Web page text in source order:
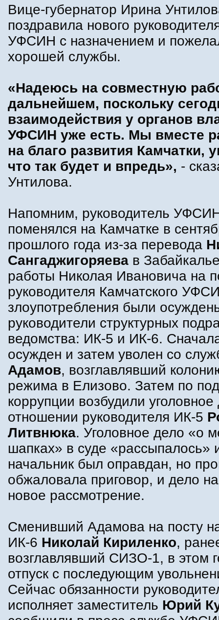
Вице-губернатор Ирина
поздравила нового
УФСИН с назначением и
хорошей службы.
«Надеюсь на совместную
дальнейшем, поскольку
взаимодействия у органов
УФСИН уже есть. Мы вместе
на благо развития Камчатки,
что так будет и впредь», -
Унтилова.
Напомним, руководитель
поменялся на Камчатке в
прошлого года из-за перевода
Сангаджигоряева в
работы Николая Ивановича на
руководителя Камчатского
злоупотребления были
руководители структурных
ведомства: ИК-5 и ИК-6.
осужден и затем уволен со
Адамов, возглавлявший
режима в Елизово. Затем по
коррупции возбудили уголовное
отношении руководителя ИК-5
Литвнюка. Уголовное дело «о
шапках» в суде «рассыпалось»
начальник был оправдан, но
обжаловала приговор, и дело
новое рассмотрение.
Сменивший Адамова на посту
ИК-6 Николай Кириленко,
возглавлявший СИЗО-1, в этом
отпуск с последующим
Сейчас обязанности
исполняет заместитель Юрий